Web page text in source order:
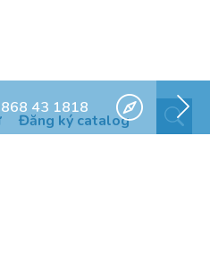
Đăng ký catalog
43 1818